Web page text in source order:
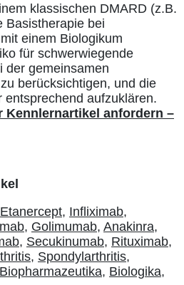
klassischen DMARD (z.B.
Basistherapie bei
einem Biologikum
für schwerwiegende
der gemeinsamen
berücksichtigen, und die
entsprechend aufzuklären.
Kennlernartikel anfordern –
Etanercept, Infliximab,
Golimumab, Anakinra,
Secukinumab, Rituximab,
Spondylarthritis,
Biopharmazeutika, Biologika,